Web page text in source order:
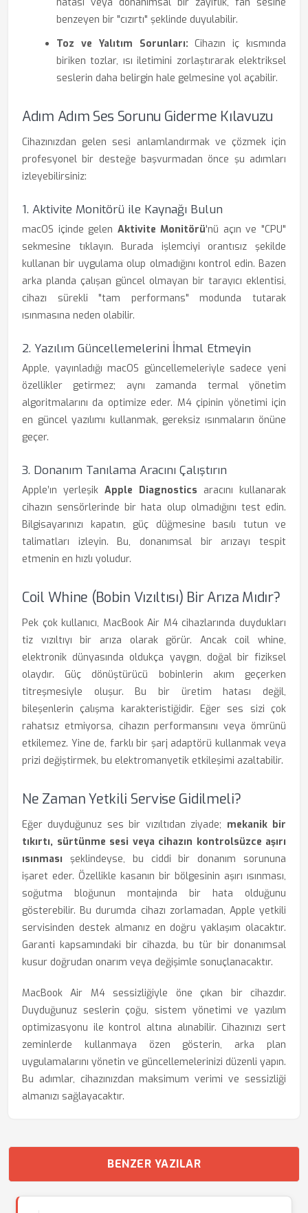
benzeyen bir "cızırtı" şeklinde duyulabilir.
Toz ve Yalıtım Sorunları: Cihazın iç kısmında
biriken tozlar, ısı iletimini zorlaştırarak elektriksel
seslerin daha belirgin hale gelmesine yol açabilir.
Adım Adım Ses Sorunu Giderme Kılavuzu
Cihazınızdan gelen sesi anlamlandırmak ve çözmek için
profesyonel bir desteğe başvurmadan önce şu adımları
izleyebilirsiniz:
1. Aktivite Monitörü ile Kaynağı Bulun
macOS içinde gelen Aktivite Monitörü'nü açın ve "CPU"
sekmesine tıklayın. Burada işlemciyi orantısız şekilde
kullanan bir uygulama olup olmadığını kontrol edin. Bazen
arka planda çalışan güncel olmayan bir tarayıcı eklentisi,
cihazı sürekli "tam performans" modunda tutarak
ısınmasına neden olabilir.
2. Yazılım Güncellemelerini İhmal Etmeyin
Apple, yayınladığı macOS güncellemeleriyle sadece yeni
özellikler getirmez; aynı zamanda termal yönetim
algoritmalarını da optimize eder. M4 çipinin yönetimi için
en güncel yazılımı kullanmak, gereksiz ısınmaların önüne
geçer.
3. Donanım Tanılama Aracını Çalıştırın
Apple’ın yerleşik Apple Diagnostics aracını kullanarak
cihazın sensörlerinde bir hata olup olmadığını test edin.
Bilgisayarınızı kapatın, güç düğmesine basılı tutun ve
talimatları izleyin. Bu, donanımsal bir arızayı tespit
etmenin en hızlı yoludur.
Coil Whine (Bobin Vızıltısı) Bir Arıza Mıdır?
Pek çok kullanıcı, MacBook Air M4 cihazlarında duydukları
tiz vızıltıyı bir arıza olarak görür. Ancak coil whine,
elektronik dünyasında oldukça yaygın, doğal bir fiziksel
olaydır. Güç dönüştürücü bobinlerin akım geçerken
titreşmesiyle oluşur. Bu bir üretim hatası değil,
bileşenlerin çalışma karakteristiğidir. Eğer ses sizi çok
rahatsız etmiyorsa, cihazın performansını veya ömrünü
etkilemez. Yine de, farklı bir şarj adaptörü kullanmak veya
prizi değiştirmek, bu elektromanyetik etkileşimi azaltabilir.
Ne Zaman Yetkili Servise Gidilmeli?
Eğer duyduğunuz ses bir vızıltıdan ziyade; mekanik bir
tıkırtı, sürtünme sesi veya cihazın kontrolsüzce aşırı
ısınması şeklindeyse, bu ciddi bir donanım sorununa
işaret eder. Özellikle kasanın bir bölgesinin aşırı ısınması,
soğutma bloğunun montajında bir hata olduğunu
gösterebilir. Bu durumda cihazı zorlamadan, Apple yetkili
servisinden destek almanız en doğru yaklaşım olacaktır.
Garanti kapsamındaki bir cihazda, bu tür bir donanımsal
kusur doğrudan onarım veya değişimle sonuçlanacaktır.
MacBook Air M4 sessizliğiyle öne çıkan bir cihazdır.
Duyduğunuz seslerin çoğu, sistem yönetimi ve yazılım
optimizasyonu ile kontrol altına alınabilir. Cihazınızı sert
zeminlerde kullanmaya özen gösterin, arka plan
uygulamalarını yönetin ve güncellemelerinizi düzenli yapın.
Bu adımlar, cihazınızdan maksimum verimi ve sessizliği
almanızı sağlayacaktır.
BENZER YAZILAR